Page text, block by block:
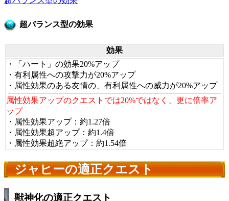
超バランス型の効果
効果
・「ハート」の効果20%アップ
・有利属性への攻撃力が20%アップ
・属性効果のある友情の、有利属性への威力が20%アップ
属性効果アップのクエストでは20%ではなく、更に倍率ア
ップ
・属性効果アップ：約1.27倍
・属性効果超アップ：約1.4倍
・属性効果超絶アップ：約1.54倍
ジャヒーの適正クエスト
獣神化の適正クエスト